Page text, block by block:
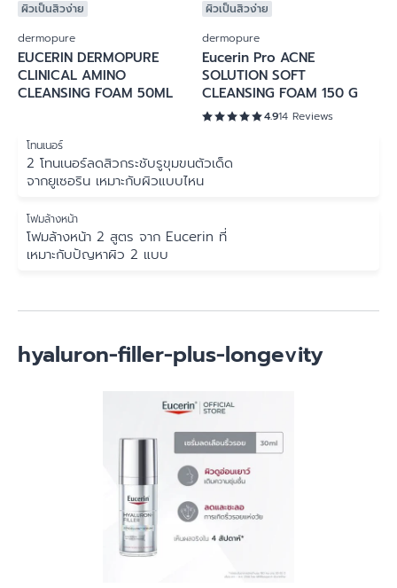
ผิวเป็นสิวง่าย
dermopure
EUCERIN DERMOPURE
CLINICAL AMINO
CLEANSING FOAM 50ML
ผิวเป็นสิวง่าย
dermopure
Eucerin Pro ACNE
SOLUTION SOFT
CLEANSING FOAM 150 G
4.914 Reviews
โทนเนอร์
2 โทนเนอร์ลดสิวกระชับรูขุมขนตัวเด็ด
จากยูเซอริน เหมาะกับผิวแบบไหน
โฟมล้างหน้า
โฟมล้างหน้า 2 สูตร จาก Eucerin ที่
เหมาะกับปัญหาผิว 2 แบบ
hyaluron-filler-plus-longevity